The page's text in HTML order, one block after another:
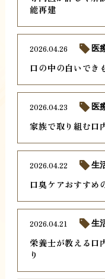
能再建
口の中の白いでき
2026.04.26 医
家族で取り組む口
2026.04.23 医
口臭ケアおすすめ
2026.04.22 生
栄養士が教える口
り
2026.04.21 生